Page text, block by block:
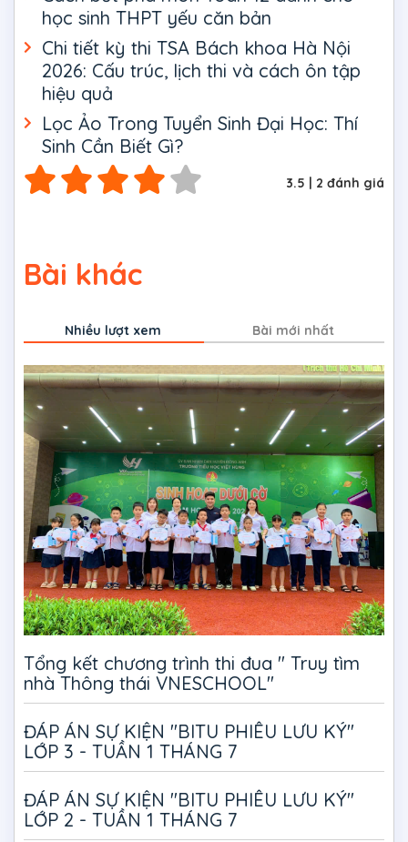
học sinh THPT yếu căn bản
Chi tiết kỳ thi TSA Bách khoa Hà Nội
2026: Cấu trúc, lịch thi và cách ôn tập
hiệu quả
Lọc Ảo Trong Tuyển Sinh Đại Học: Thí
Sinh Cần Biết Gì?
3.5 | 2 đánh giá
Bài khác
Nhiều lượt xem Bài mới nhất
Tổng kết chương trình thi đua " Truy tìm
nhà Thông thái VNESCHOOL"
ĐÁP ÁN SỰ KIỆN "BITU PHIÊU LƯU KÝ"
LỚP 3 - TUẦN 1 THÁNG 7
ĐÁP ÁN SỰ KIỆN "BITU PHIÊU LƯU KÝ"
LỚP 2 - TUẦN 1 THÁNG 7